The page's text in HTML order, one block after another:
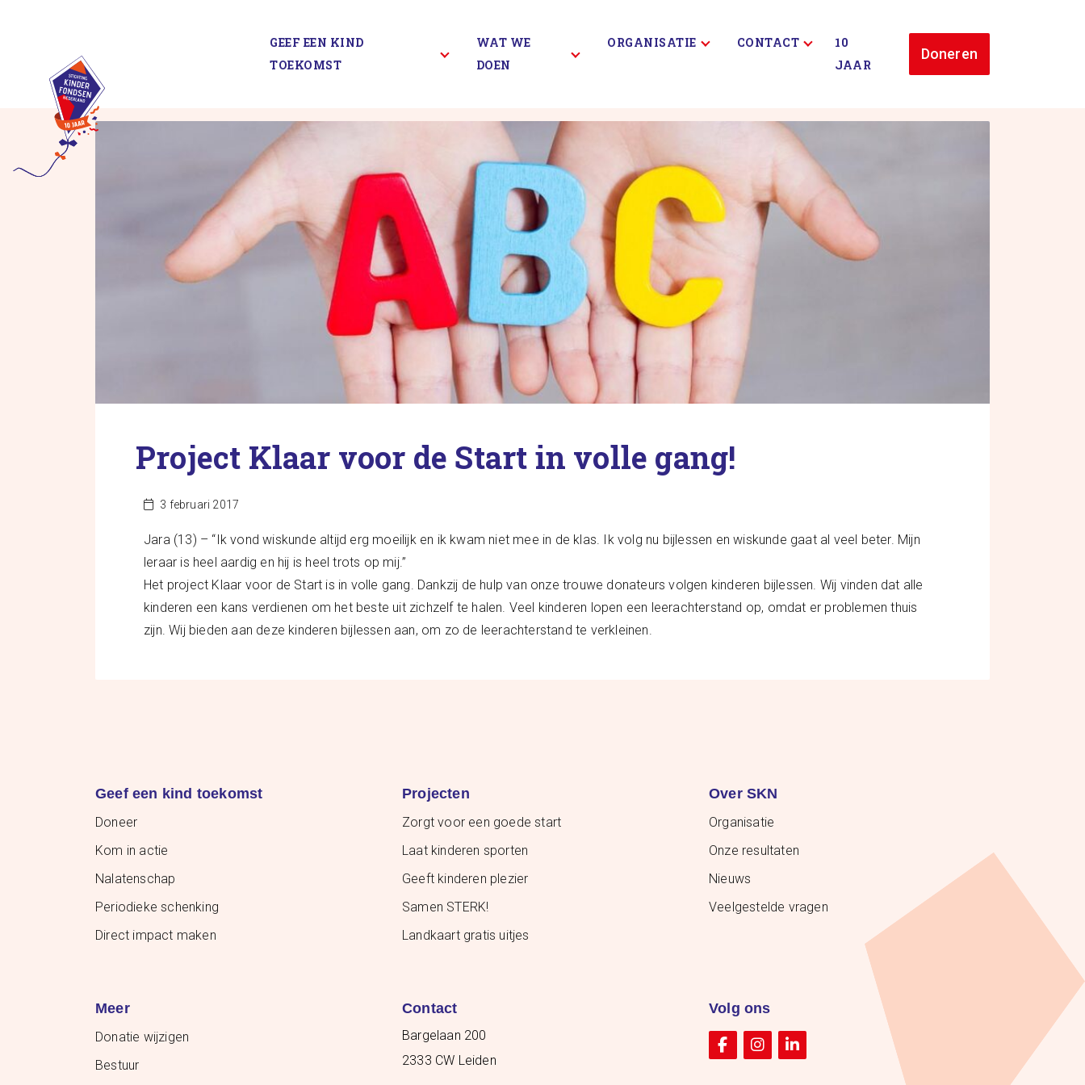
GEEF EEN KIND
TOEKOMST
WAT WE
DOEN
ORGANISATIE CONTACT
10
JAAR
Doneren
Project Klaar voor de Start in volle gang!
3 februari 2017
Jara (13) – “Ik vond wiskunde altijd erg moeilijk en ik kwam niet mee in de klas. Ik volg nu bijlessen en wiskunde gaat al veel beter. Mijn
leraar is heel aardig en hij is heel trots op mij.”
Het project Klaar voor de Start is in volle gang. Dankzij de hulp van onze trouwe donateurs volgen kinderen bijlessen. Wij vinden dat alle
kinderen een kans verdienen om het beste uit zichzelf te halen. Veel kinderen lopen een leerachterstand op, omdat er problemen thuis
zijn. Wij bieden aan deze kinderen bijlessen aan, om zo de leerachterstand te verkleinen.
Geef een kind toekomst
Doneer
Kom in actie
Nalatenschap
Periodieke schenking
Direct impact maken
Projecten
Zorgt voor een goede start
Laat kinderen sporten
Geeft kinderen plezier
Samen STERK!
Landkaart gratis uitjes
Over SKN
Organisatie
Onze resultaten
Nieuws
Veelgestelde vragen
Meer
Donatie wijzigen
Bestuur
Contact
Bargelaan 200
2333 CW Leiden
Volg ons